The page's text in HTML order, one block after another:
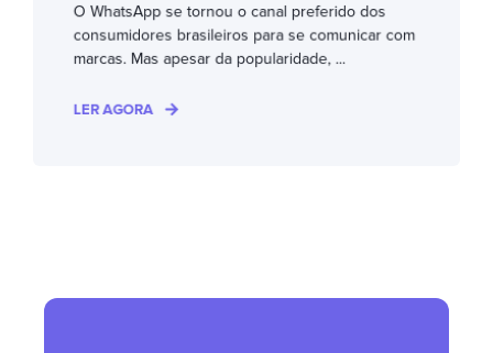
O WhatsApp se tornou o canal preferido dos
consumidores brasileiros para se comunicar com
marcas. Mas apesar da popularidade, ...
LER AGORA